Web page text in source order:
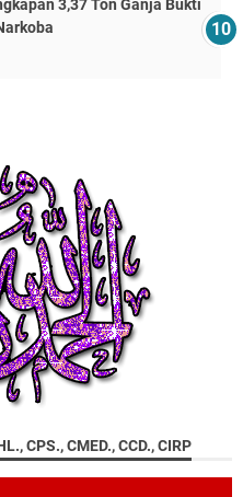
3,37 Ton Ganja Bukti
CPS., CMED., CCD., CIRP